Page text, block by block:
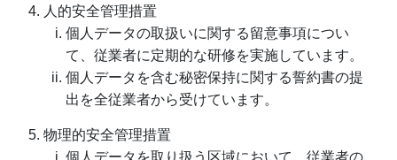
人的安全管理措置
個人データの取扱いに関する留意事項につい
て、従業者に定期的な研修を実施しています。
個人データを含む秘密保持に関する誓約書の提
出を全従業者から受けています。
物理的安全管理措置
個人データを取り扱う区域において、従業者の